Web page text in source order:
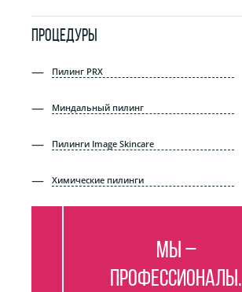
ПРОЦЕДУРЫ
Пилинг PRX
Миндальный пилинг
Пилинги Image Skincare
Химические пилинги
Мы –
профессионалы.